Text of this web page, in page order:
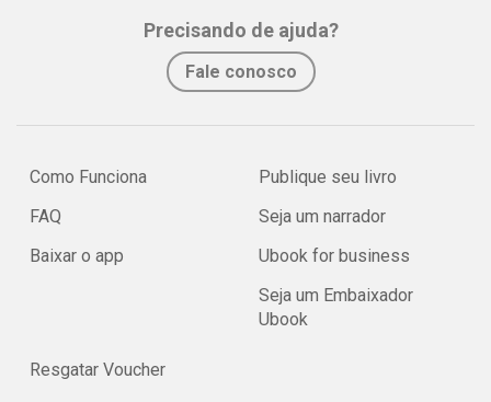
Precisando de ajuda?
Fale conosco
Como Funciona
FAQ
Baixar o app
Publique seu livro
Seja um narrador
Ubook for business
Seja um Embaixador
Ubook
Resgatar Voucher